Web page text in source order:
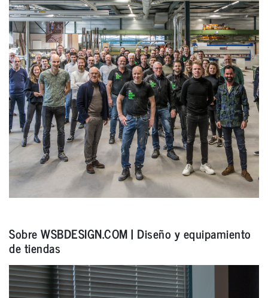
Sobre WSBDESIGN.COM | Diseño y equipamiento
de tiendas